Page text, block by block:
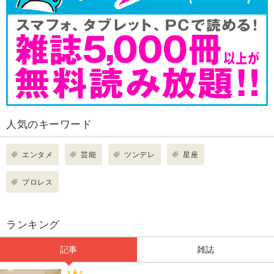
人気のキーワード
エンタメ 芸能 ツンデレ 星座
プロレス
ランキング
記事 雑誌